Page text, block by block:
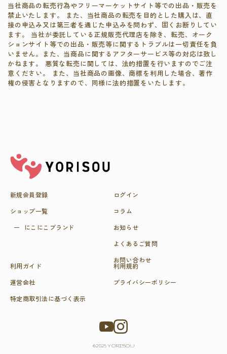
当社商品の転売行為やフリーマーケットサイト等での出品・販売を
禁止いたします。 また、当社商品の転売を目的とした購入は、直
接の申込み又は第三者を通じた申込みを問わず、固くお断りしてい
ます。 当社が委託している正規販売代理店を除き、転売、オーク
ションサイト等での出品・販売等に関するトラブルは一切責任を負
いません。また、当商品に関するアフターサービス等の対応は致し
かねます。 悪質な転売に関しては、法的措置を行いますのでご注
意ください。 また、当社商品の画像、商標を利用した場合、著作
権の侵害となりますので、同様に法的措置をいたします。
©2025 YORISOU
新規会員登録
ショップ一覧
にこにこブラ ンド
ログイン
コラム
お知らせ
よくあるご質問
お問い合わせ
利用ガイド
運営会社
特定商取引法に基づく表示
利用規約
プライバシーポリシー